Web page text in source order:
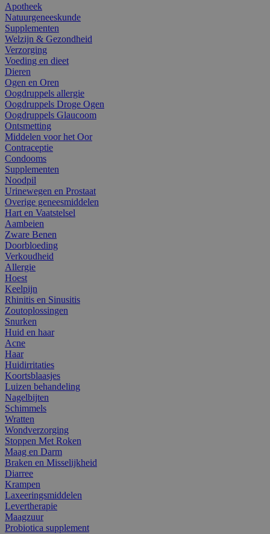
Apotheek
Natuurgeneeskunde
Supplementen
Welzijn & Gezondheid
Verzorging
Voeding en dieet
Dieren
Ogen en Oren
Oogdruppels allergie
Oogdruppels Droge Ogen
Oogdruppels Glaucoom
Ontsmetting
Middelen voor het Oor
Contraceptie
Condooms
Supplementen
Noodpil
Urinewegen en Prostaat
Overige geneesmiddelen
Hart en Vaatstelsel
Aambeien
Zware Benen
Doorbloeding
Verkoudheid
Allergie
Hoest
Keelpijn
Rhinitis en Sinusitis
Zoutoplossingen
Snurken
Huid en haar
Acne
Haar
Huidirritaties
Koortsblaasjes
Luizen behandeling
Nagelbijten
Schimmels
Wratten
Wondverzorging
Stoppen Met Roken
Maag en Darm
Braken en Misselijkheid
Diarree
Krampen
Laxeeringsmiddelen
Levertherapie
Maagzuur
Probiotica supplement